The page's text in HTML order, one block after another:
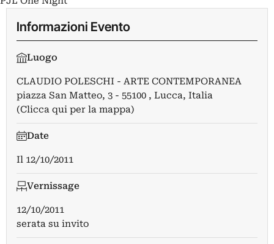
Informazioni Evento
Luogo
CLAUDIO POLESCHI - ARTE CONTEMPORANEA
piazza San Matteo, 3 - 55100 , Lucca, Italia
(Clicca qui per la mappa)
Date
Il 12/10/2011
Vernissage
12/10/2011
serata su invito